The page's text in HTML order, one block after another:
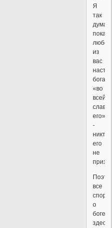
Я
так
из
вас
бога,
«во
всей
славе
его»
-
никто
его
не
все
споры
о
боге
здесь,